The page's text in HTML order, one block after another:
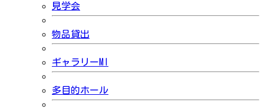
見学会
物品貸出
ギャラリーMI
多目的ホール